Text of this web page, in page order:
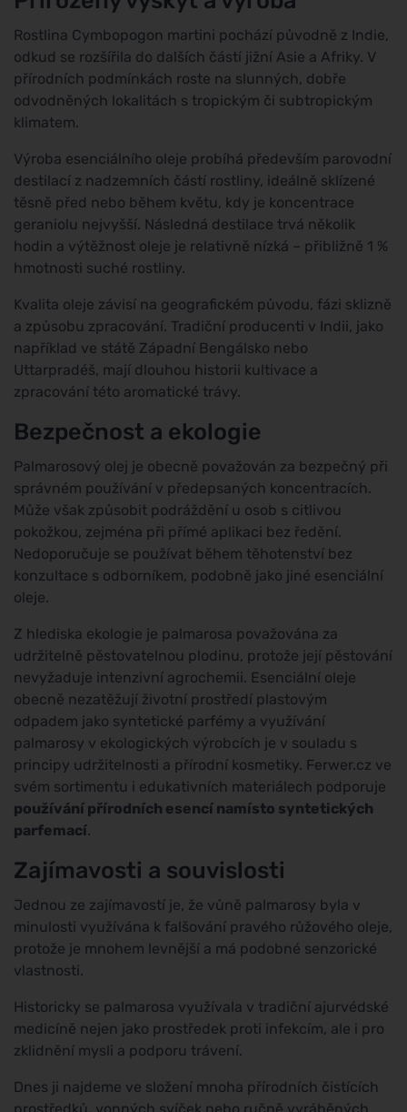
Rostlina Cymbopogon martini pochází původně z Indie,
odkud se rozšířila do dalších částí jižní Asie a Afriky. V
přírodních podmínkách roste na slunných, dobře
odvodněných lokalitách s tropickým či subtropickým
klimatem.
Výroba esenciálního oleje probíhá především parovodní
destilací z nadzemních částí rostliny, ideálně sklízené
těsně před nebo během květu, kdy je koncentrace
geraniolu nejvyšší. Následná destilace trvá několik
hodin a výtěžnost oleje je relativně nízká – přibližně 1 %
hmotnosti suché rostliny.
Kvalita oleje závisí na geografickém původu, fázi sklizně
a způsobu zpracování. Tradiční producenti v Indii, jako
například ve státě Západní Bengálsko nebo
Uttarpradéš, mají dlouhou historii kultivace a
zpracování této aromatické trávy.
Bezpečnost a ekologie
Palmarosový olej je obecně považován za bezpečný při
správném používání v předepsaných koncentracích.
Může však způsobit podráždění u osob s citlivou
pokožkou, zejména při přímé aplikaci bez ředění.
Nedoporučuje se používat během těhotenství bez
konzultace s odborníkem, podobně jako jiné esenciální
oleje.
Z hlediska ekologie je palmarosa považována za
udržitelně pěstovatelnou plodinu, protože její pěstování
nevyžaduje intenzivní agrochemii. Esenciální oleje
obecně nezatěžují životní prostředí plastovým
odpadem jako syntetické parfémy a využívání
palmarosy v ekologických výrobcích je v souladu s
principy udržitelnosti a přírodní kosmetiky. Ferwer.cz ve
svém sortimentu i edukativních materiálech podporuje
používání přírodních esencí namísto syntetických
parfemací.
Zajímavosti a souvislosti
Jednou ze zajímavostí je, že vůně palmarosy byla v
minulosti využívána k falšování pravého růžového oleje,
protože je mnohem levnější a má podobné senzorické
vlastnosti.
Historicky se palmarosa využívala v tradiční ajurvédské
medicíně nejen jako prostředek proti infekcím, ale i pro
zklidnění mysli a podporu trávení.
Dnes ji najdeme ve složení mnoha přírodních čistících